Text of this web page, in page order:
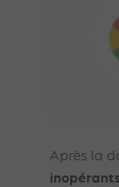
Après la